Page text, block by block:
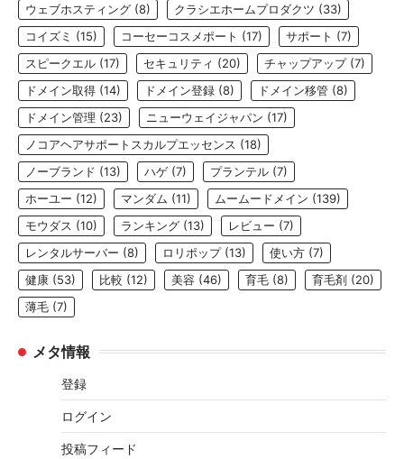
ウェブホスティング (8) クラシエホームプロダクツ (33)
コイズミ (15) コーセーコスメポート (17) サポート (7)
スピークエル (17) セキュリティ (20) チャップアップ(7)
ドメイン取得 (14) ドメイン登録 (8) ドメイン移管 (8)
ドメイン管理 (23) ニューウェイジャパン (17)
ノコアヘアサポートスカルプエッセンス (18)
ノーブランド (13) ハゲ (7) プランテル (7)
ホーユー (12) マンダム (11) ムームードメイン (139)
モウダス (10) ランキング (13) レビュー (7)
レンタルサーバー (8) ロリポップ(13) 使い方 (7)
健康 (53) 比較 (12) 美容 (46) 育毛 (8) 育毛剤 (20)
薄毛 (7)
メタ情報
登録
ログイン
投稿フィード